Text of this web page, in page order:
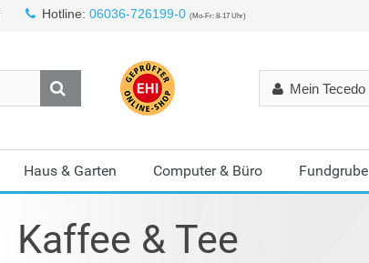
Hotline: 06036-726199-0 (Mo-Fr: 8-17 Uhr)
Mein Tecedo
Haus & Garten Computer & Büro Fundgrube
Kaffee & Tee